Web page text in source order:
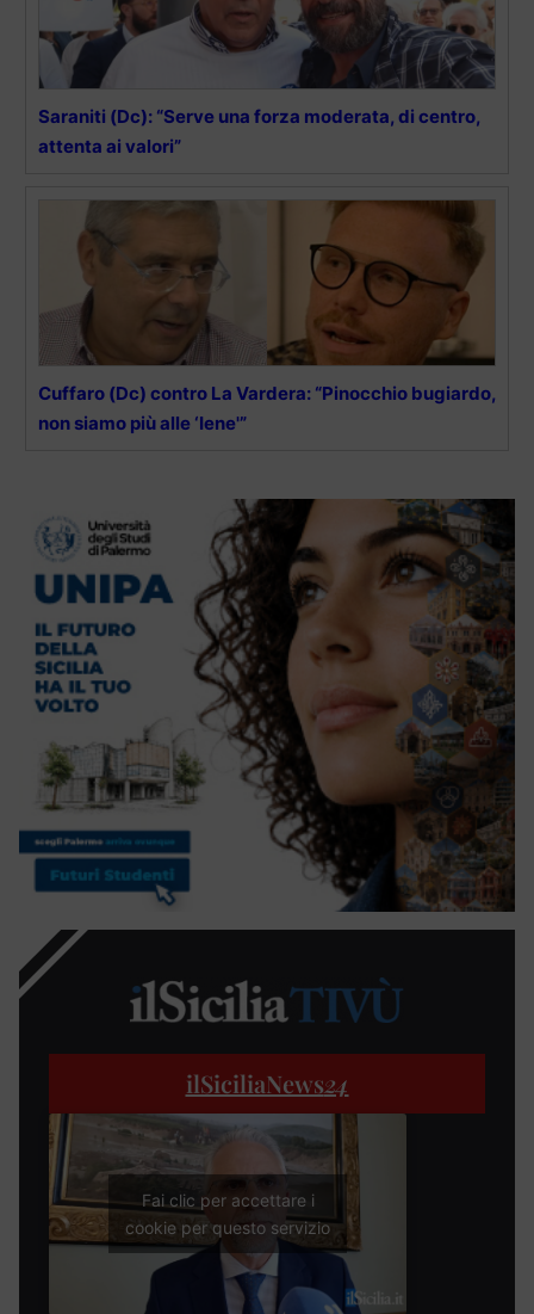
Saraniti (Dc): “Serve una forza moderata, di centro,
attenta ai valori”
Cuffaro (Dc) contro La Vardera: “Pinocchio bugiardo,
non siamo più alle ‘Iene'”
ilSiciliaNews24
Fai clic per accettare i
cookie per questo servizio